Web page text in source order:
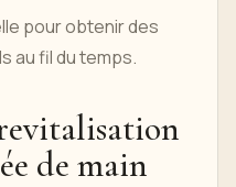
pour obtenir des
au fil du temps.
de main